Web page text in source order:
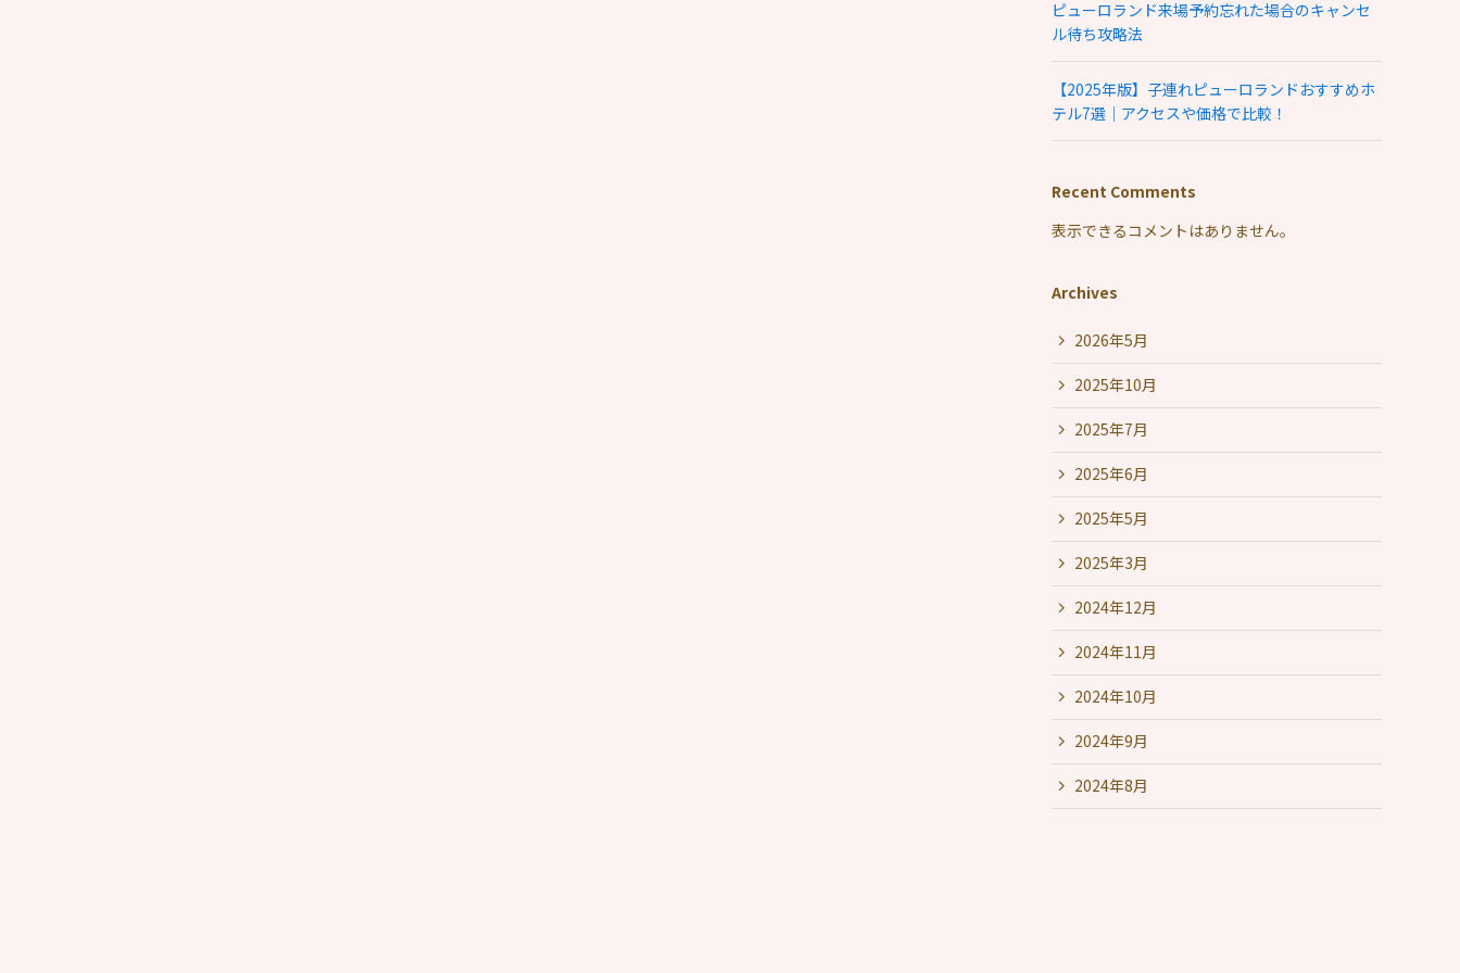
ピューロランド来場予約忘れた場合のキャンセ
ル待ち攻略法
【2025年版】子連れピューロランドおすすめホ
テル7選｜アクセスや価格で比較！
Recent Comments
表示できるコメントはありません。
Archives
2026年5月
2025年10月
2025年7月
2025年6月
2025年5月
2025年3月
2024年12月
2024年11月
2024年10月
2024年9月
2024年8月